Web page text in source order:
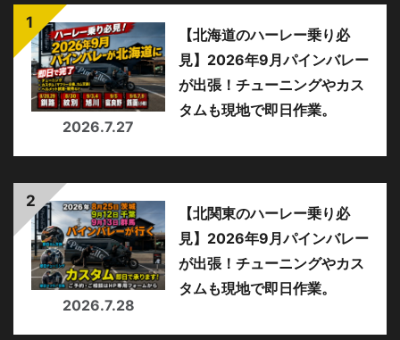
2026.7.27
【北海道のハーレー乗り必
見】2026年9月パインバレー
が出張！チューニングやカス
タムも現地で即日作業。
2026.7.28
【北関東のハーレー乗り必
見】2026年9月パインバレー
が出張！チューニングやカス
タムも現地で即日作業。